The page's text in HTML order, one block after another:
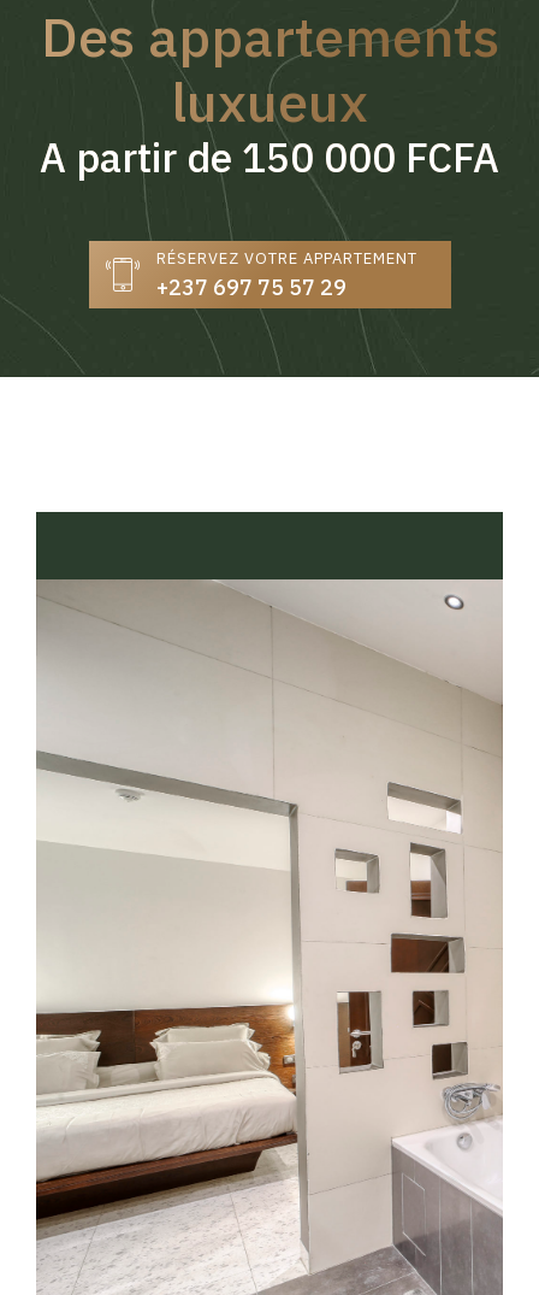
Des appartements
luxueux
A partir de 150 000 FCFA
RÉSERVEZ VOTRE APPARTEMENT
+237 697 75 57 29